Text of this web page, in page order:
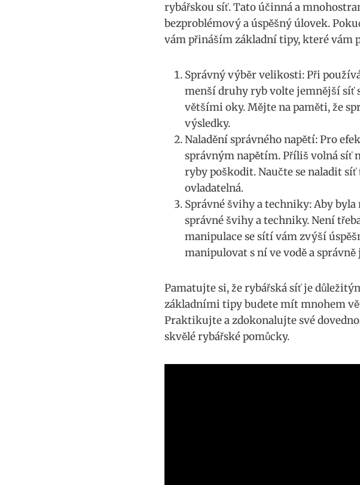
rybářskou síť. Tato účinná a
bezproblémový ‌a úspěšný úlovek.
vám přináším základní tipy, které ‍vám
Správný výběr velikosti: Při
menší⁢ druhy‍ ryb volte jemnější síť
většími oky. Mějte na paměti, že‌
výsledky.
Naladění správného napětí: Pro
správným napětím. Příliš volná síť
⁣ryby poškodit. Naučte se naladit síť
ovladatelná.
Správné švihy a techniky: Aby
správné švihy a techniky.⁣ Není
manipulace se ⁢sítí⁤ vám zvýší
manipulovat s ‍ní ve vodě a
Pamatujte si,‌ že rybářská síť je
základními tipy budete mít mnohem
Praktikujte a zdokonalujte své
skvělé rybářské pomůcky.